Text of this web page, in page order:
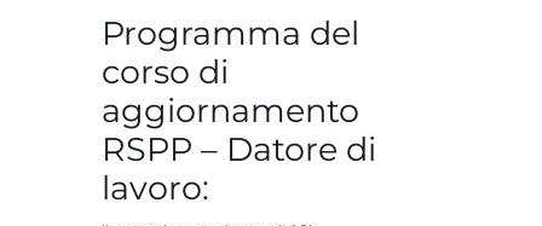
Programma del
corso di
aggiornamento
RSPP – Datore di
lavoro: